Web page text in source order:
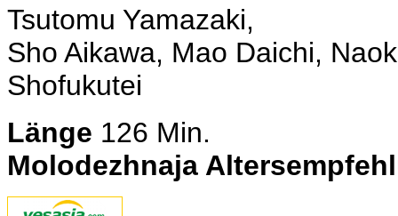
Tsutomu Yamazaki,
Sho Aikawa, Mao Daichi,
Shofukutei
Länge 126 Min.
Molodezhnaja